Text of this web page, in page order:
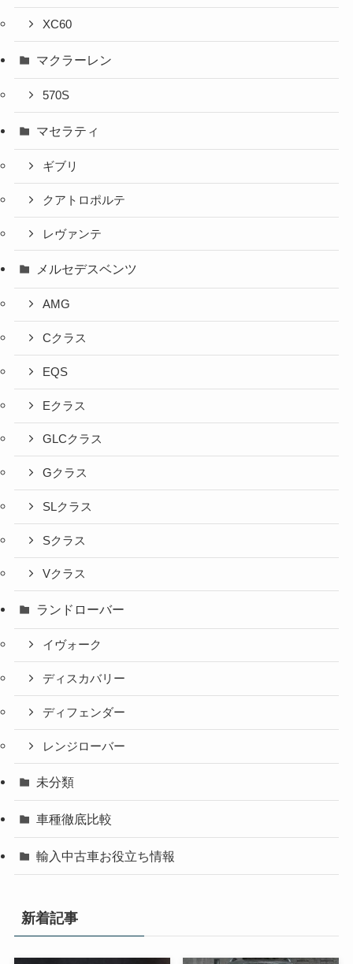
XC60
マクラーレン
570S
マセラティ
ギブリ
クアトロポルテ
レヴァンテ
メルセデスベンツ
AMG
Cクラス
EQS
Eクラス
GLCクラス
Gクラス
SLクラス
Sクラス
Vクラス
ランドローバー
イヴォーク
ディスカバリー
ディフェンダー
レンジローバー
未分類
車種徹底比較
輸入中古車お役立ち情報
新着記事